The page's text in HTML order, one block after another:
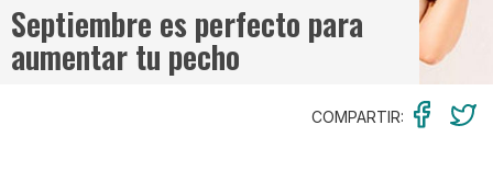
Septiembre es perfecto para
aumentar tu pecho
COMPARTIR: